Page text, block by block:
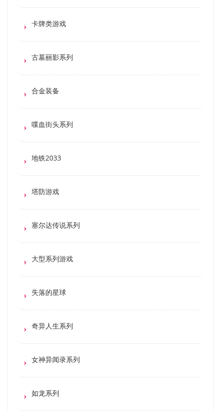
卡牌类游戏
古墓丽影系列
合金装备
喋血街头系列
地铁2033
塔防游戏
塞尔达传说系列
大型系列游戏
失落的星球
奇异人生系列
女神异闻录系列
如龙系列